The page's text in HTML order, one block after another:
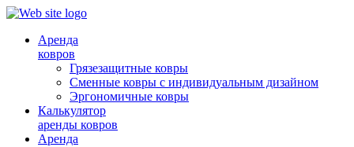
Аренда
ковров
Грязезащитные ковры
Сменные ковры с индивидуальным дизайном
Эргономичные ковры
Калькулятор
аренды ковров
Аренда